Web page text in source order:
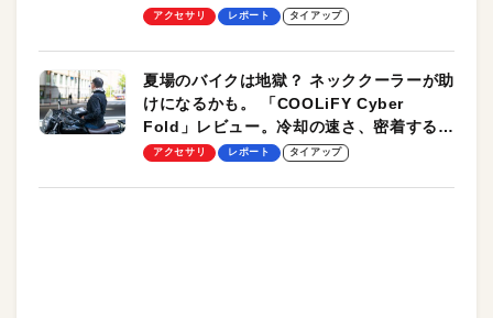
ーも
アクセサリ レポート タイアップ
夏場のバイクは地獄？ ネッククーラーが助
けになるかも。 「COOLiFY Cyber
Fold」レビュー。冷却の速さ、密着する冷
却プレート、シンプルな操作性がグッド！
アクセサリ レポート タイアップ